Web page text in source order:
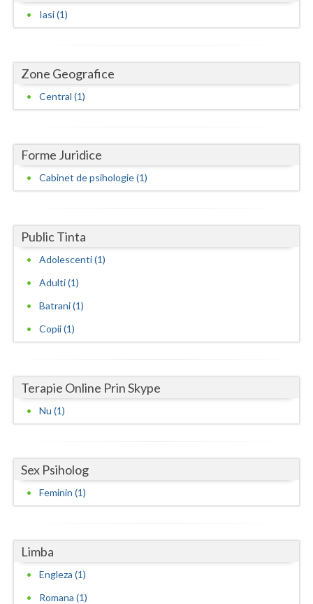
Harghita
Ialomita
Iasi
Maramures
Mehedinti
Neamt
Olt
Prahova
Satu-Mare
Suceava
Teleorman
Timis
Tulcea
Vaslui
Vrancea
Iasi (1)
Zone Geografice
Central (1)
Forme Juridice
Cabinet de psihologie (1)
Public Tinta
Adolescenti (1)
Adulti (1)
Batrani (1)
Copii (1)
Terapie Online Prin Skype
Nu (1)
Sex Psiholog
Feminin (1)
Limba
Engleza (1)
Romana (1)